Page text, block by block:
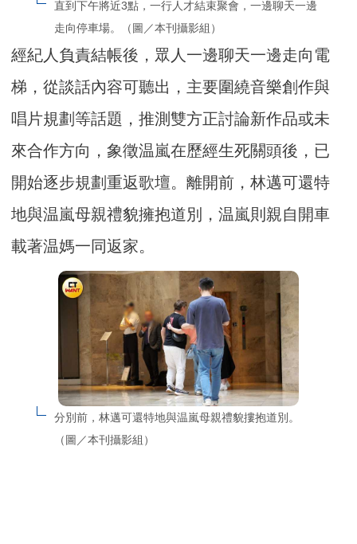
直到下午將近3點，一行人才結束聚會，一邊聊天一邊
走向停車場。（圖／本刊攝影組）
經紀人負責結帳後，眾人一邊聊天一邊走向電
梯，從談話內容可聽出，主要圍繞音樂創作與
唱片規劃等話題，推測雙方正討論新作品或未
來合作方向，象徵温嵐在歷經生死關頭後，已
開始逐步規劃重返歌壇。離開前，林邁可還特
地與温嵐母親禮貌擁抱道別，温嵐則親自開車
載著温媽一同返家。
分別前，林邁可還特地與温嵐母親禮貌摟抱道別。
（圖／本刊攝影組）